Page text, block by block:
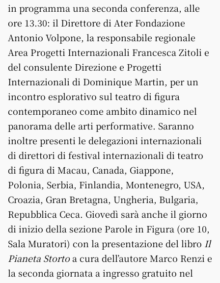
in programma una seconda conferenza, alle
ore 13.30: il Direttore di Ater Fondazione
Antonio Volpone, la responsabile regionale
Area Progetti Internazionali Francesca Zitoli e
del consulente Direzione e Progetti
Internazionali di Dominique Martin, per un
incontro esplorativo sul teatro di figura
contemporaneo come ambito dinamico nel
panorama delle arti performative. Saranno
inoltre presenti le delegazioni internazionali
di direttori di festival internazionali di teatro
di figura di Macau, Canada, Giappone,
Polonia, Serbia, Finlandia, Montenegro, USA,
Croazia, Gran Bretagna, Ungheria, Bulgaria,
Repubblica Ceca. Giovedì sarà anche il giorno
di inizio della sezione Parole in Figura (ore 10,
Sala Muratori) con la presentazione del libro Il
Pianeta Stortoa cura dell’autore Marco Renzi e
la seconda giornata a ingresso gratuito nel